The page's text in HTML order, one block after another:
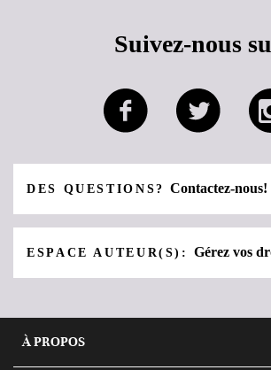
Suivez-nous
DES QUESTIONS?Contactez-nous!
ESPACE AUTEUR(S):Gérez vos
À PROPOS